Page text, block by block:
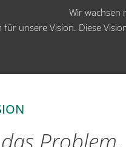
Wir wachsen
für unsere Vision. Diese
Problem,